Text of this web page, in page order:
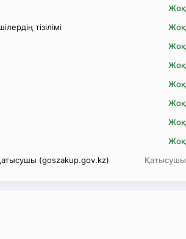
Жоқ
тізілімі
Жоқ
Жоқ
Жоқ
Жоқ
Жоқ
Жоқ
Жоқ
(goszakup.gov.kz)
Қатысушы